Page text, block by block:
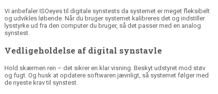
Vi anbefaler ISOeyes til digitale synstests da systemet er meget fleksibelt
og udvikles løbende. Når du bruger systemet kalibreres det og indstiller
lysstyrke ud fra den computer du bruger, så det passer med en analog
synstest.
Vedligeholdelse af digital synstavle
Hold skærmen ren – det sikrer en klar visning. Beskyt udstyret mod støv
og fugt. Og husk at opdatere softwaren jævnligt, så systemet følger med
de nyeste krav til synstest.